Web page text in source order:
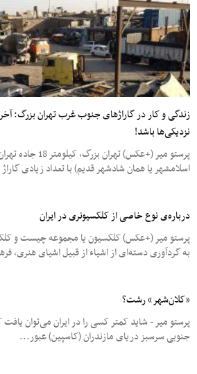
زندگی و کار در گاراژهای جنوب غرب تهران بزرگ:
نزدیکی‌ها باشد!
پرستو میر (+عکس)
اسلامشهر یا همان شادشهر قدیم) با تعداد زیادی
درباره‌ی نوع خاصی از کلکسیونری در ایران
پرستو میر (+عکس)‌ کلکسیون یا مجموعه چیست و
به گردآوری دسته‌ای از اشیاء از قبیل اشیای هنری،
«کلان‌شهر» رشت؟
پرستو میر - شاید کمتر کسی را در ایران می‌توان
جنوبی سرسبز دریای مازندران (کاسپین) عبور...